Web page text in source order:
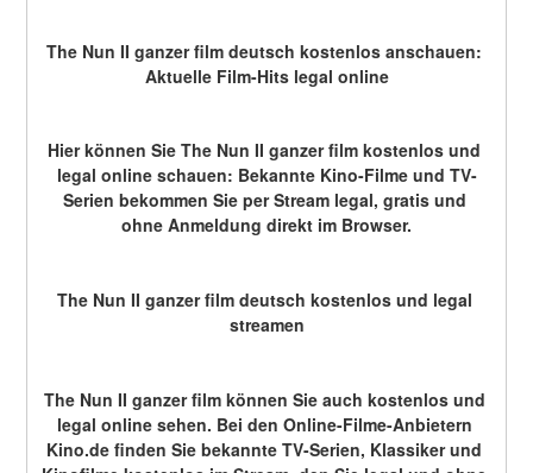
The Nun II ganzer film deutsch kostenlos anschauen:
Aktuelle Film-Hits legal online
Hier können Sie The Nun II ganzer film kostenlos und
legal online schauen: Bekannte Kino-Filme und TV-
Serien bekommen Sie per Stream legal, gratis und
ohne Anmeldung direkt im Browser.
The Nun II ganzer film deutsch kostenlos und legal
streamen
The Nun II ganzer film können Sie auch kostenlos und
legal online sehen. Bei den Online-Filme-Anbietern
Kino.de finden Sie bekannte TV-Serien, Klassiker und